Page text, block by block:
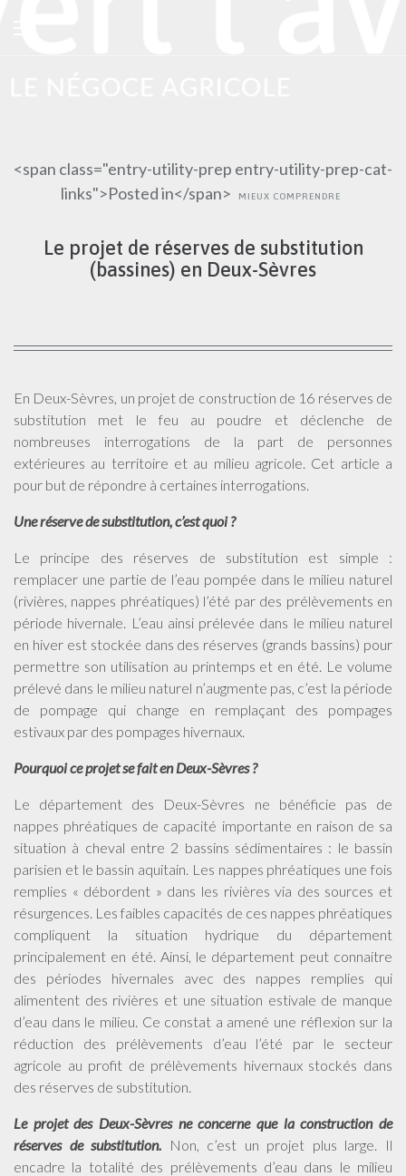
<span class="entry-utility-prep entry-utility-prep-cat-
links">Posted in</span>
MIEUX COMPRENDRE
Le projet de réserves de substitution
(bassines) en Deux-Sèvres
En Deux-Sèvres, un projet de construction de 16 réserves de
substitution met le feu au poudre et déclenche de
nombreuses interrogations de la part de personnes
extérieures au territoire et au milieu agricole. Cet article a
pour but de répondre à certaines interrogations.
Une réserve de substitution, c’est quoi ?
Le principe des réserves de substitution est simple :
remplacer une partie de l’eau pompée dans le milieu naturel
(rivières, nappes phréatiques) l’été par des prélèvements en
période hivernale. L’eau ainsi prélevée dans le milieu naturel
en hiver est stockée dans des réserves (grands bassins) pour
permettre son utilisation au printemps et en été. Le volume
prélevé dans le milieu naturel n’augmente pas, c’est la période
de pompage qui change en remplaçant des pompages
estivaux par des pompages hivernaux.
Pourquoi ce projet se fait en Deux-Sèvres ?
Le département des Deux-Sèvres ne bénéficie pas de
nappes phréatiques de capacité importante en raison de sa
situation à cheval entre 2 bassins sédimentaires : le bassin
parisien et le bassin aquitain. Les nappes phréatiques une fois
remplies « débordent » dans les rivières via des sources et
résurgences. Les faibles capacités de ces nappes phréatiques
compliquent la situation hydrique du département
principalement en été. Ainsi, le département peut connaitre
des périodes hivernales avec des nappes remplies qui
alimentent des rivières et une situation estivale de manque
d’eau dans le milieu. Ce constat a amené une réflexion sur la
réduction des prélèvements d’eau l’été par le secteur
agricole au profit de prélèvements hivernaux stockés dans
des réserves de substitution.
Le projet des Deux-Sèvres ne concerne que la construction de
réserves de substitution. Non, c’est un projet plus large. Il
encadre la totalité des prélèvements d’eau dans le milieu